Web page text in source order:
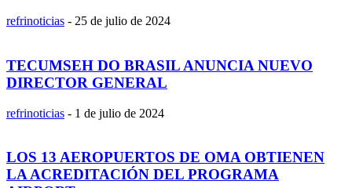
refrinoticias - 25 de julio de 2024
TECUMSEH DO BRASIL ANUNCIA NUEVO
DIRECTOR GENERAL
refrinoticias - 1 de julio de 2024
LOS 13 AEROPUERTOS DE OMA OBTIENEN
LA ACREDITACIÓN DEL PROGRAMA